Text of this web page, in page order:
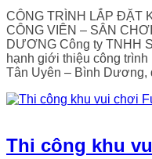
CÔNG TRÌNH LẮP ĐẶT
CÔNG VIÊN – SÂN
DƯƠNG Công ty TNHH
hạnh giới thiệu công
Tân Uyên – Bình
Thi công khu